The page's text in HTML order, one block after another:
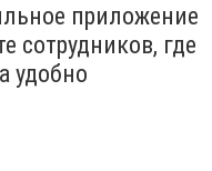
приложение
сотрудников, где
удобно